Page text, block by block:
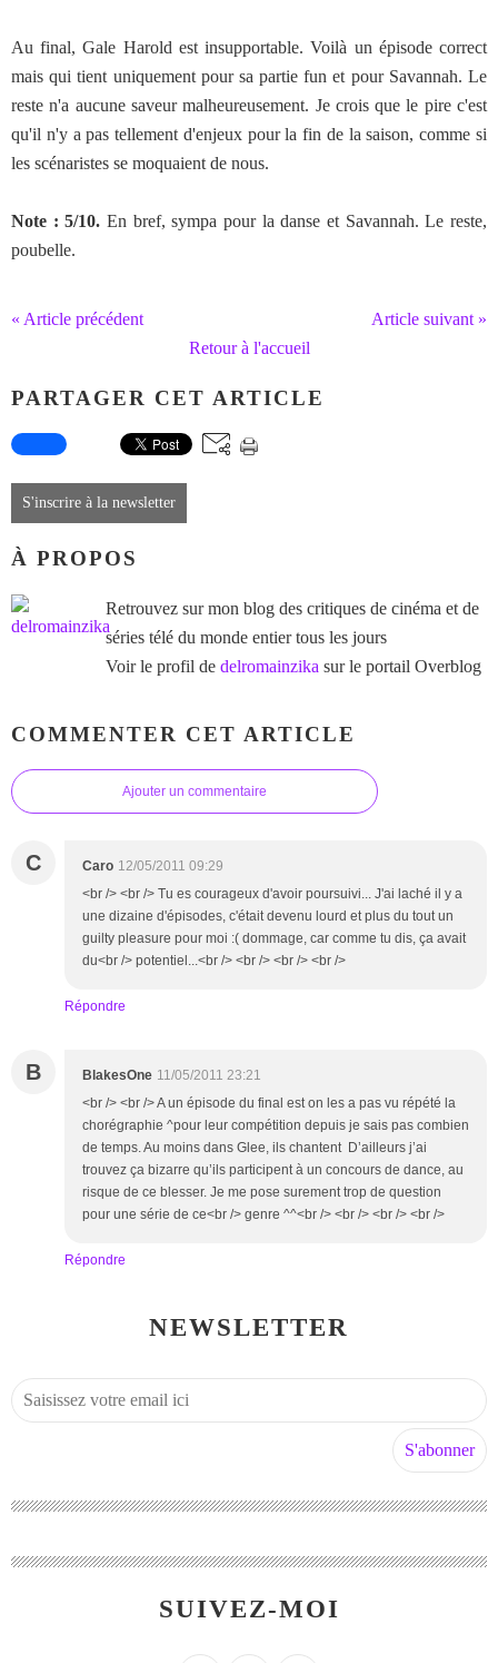
Au final, Gale Harold est insupportable. Voilà un épisode correct
mais qui tient uniquement pour sa partie fun et pour Savannah. Le
reste n'a aucune saveur malheureusement. Je crois que le pire c'est
qu'il n'y a pas tellement d'enjeux pour la fin de la saison, comme si
les scénaristes se moquaient de nous.
Note : 5/10. En bref, sympa pour la danse et Savannah. Le reste,
poubelle.
« Article précédent
Article suivant »
Retour à l'accueil
PARTAGER CET ARTICLE
S'inscrire à la newsletter
À PROPOS
Retrouvez sur mon blog des critiques de cinéma et de
séries télé du monde entier tous les jours
Voir le profil de delromainzika sur le portail Overblog
COMMENTER CET ARTICLE
Ajouter un commentaire
C Caro 12/05/2011 09:29
<br /> <br /> Tu es courageux d'avoir poursuivi... J'ai laché il y a
une dizaine d'épisodes, c'était devenu lourd et plus du tout un
guilty pleasure pour moi :( dommage, car comme tu dis, ça avait
du<br /> potentiel...<br /> <br /> <br /> <br />
Répondre
B BlakesOne 11/05/2011 23:21
<br /> <br /> A un épisode du final est on les a pas vu répété la
chorégraphie ^pour leur compétition depuis je sais pas combien
de temps. Au moins dans Glee, ils chantent D’ailleurs j’ai
trouvez ça bizarre qu’ils participent à un concours de dance, au
risque de ce blesser. Je me pose surement trop de question
pour une série de ce<br /> genre ^^<br /> <br /> <br /> <br />
Répondre
NEWSLETTER
SUIVEZ-MOI